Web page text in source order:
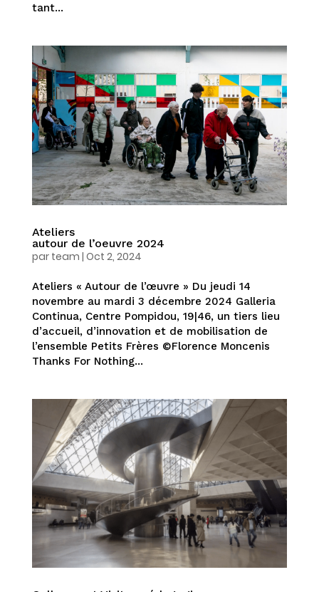
tant...
Ateliers
autour de l’oeuvre 2024
par team | Oct 2, 2024
Ateliers « Autour de l’œuvre » Du jeudi 14
novembre au mardi 3 décembre 2024 Galleria
Continua, Centre Pompidou, 19|46, un tiers lieu
d’accueil, d’innovation et de mobilisation de
l’ensemble Petits Frères ©Florence Moncenis
Thanks For Nothing...